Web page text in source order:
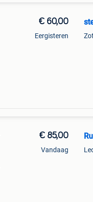
€ 60,00
Eergisteren
€ 85,00
Vandaag